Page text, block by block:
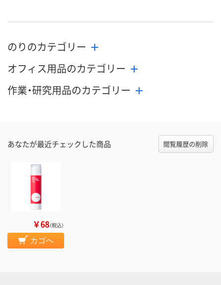
のりのカテゴリー
オフィス用品のカテゴリー
作業・研究用品のカテゴリー
あなたが最近チェックした商品 閲覧履歴の削除
￥68（税込）
カゴへ